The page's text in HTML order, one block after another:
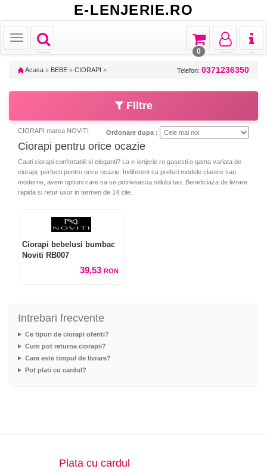
E-LENJERIE.RO
Toggle
navigation
Toggle
Toggle
navigation
Toggle
navigation
Toggle
navigation
0
Acasa » BEBE » CIORAPI » Telefon: 0371236350
Filtre
CIORAPI marca NOVITI Ordonare dupa :
Ciorapi pentru orice ocazie
Cauti ciorapi confortabili si eleganti? La e-lenjerie.ro gasesti o gama variata de
ciorapi, perfecti pentru orice ocazie. Indiferent ca preferi modele clasice sau
moderne, avem optiuni care sa se potriveasca stilului tau. Beneficiaza de livrare
rapida si retur usor in termen de 14 zile.
Ciorapi bebelusi bumbac
Noviti RB007
39,53 RON
Intrebari frecvente
Ce tipuri de ciorapi oferiti?
Cum pot returna ciorapii?
Care este timpul de livrare?
Pot plati cu cardul?
Plata cu cardul